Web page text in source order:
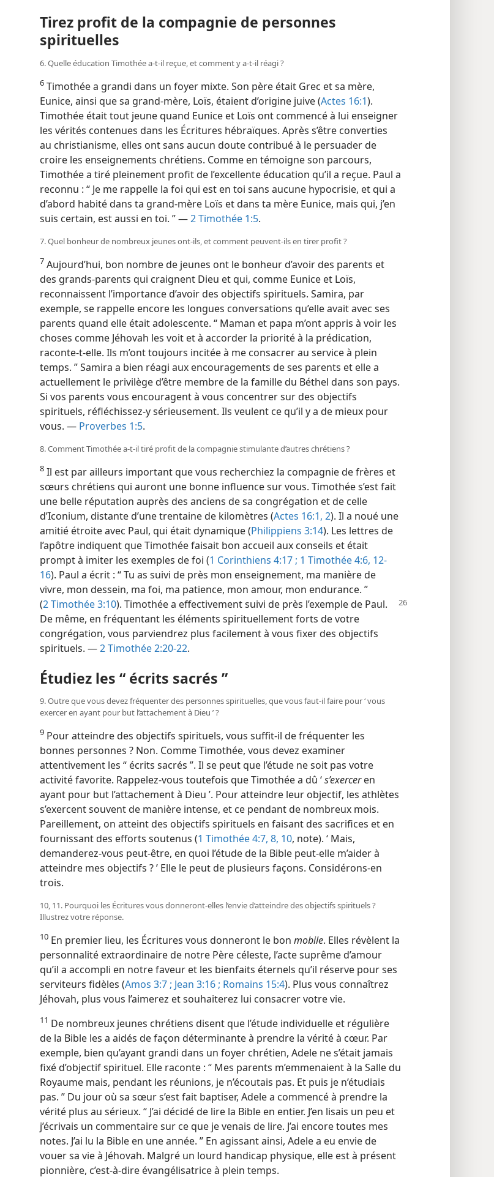
Tirez profit de la compagnie de personnes
spirituelles
6. Quelle éducation Timothée a-​t-​il reçue, et comment y a-​t-​il réagi ?
6 Timothée a grandi dans un foyer mixte. Son père était Grec et sa mère,
Eunice, ainsi que sa grand-mère, Loïs, étaient d’origine juive (Actes 16:1).
Timothée était tout jeune quand Eunice et Loïs ont commencé à lui enseigner
les vérités contenues dans les Écritures hébraïques. Après s’être converties
au christianisme, elles ont sans aucun doute contribué à le persuader de
croire les enseignements chrétiens. Comme en témoigne son parcours,
Timothée a tiré pleinement profit de l’excellente éducation qu’il a reçue. Paul a
reconnu : “ Je me rappelle la foi qui est en toi sans aucune hypocrisie, et qui a
d’abord habité dans ta grand-mère Loïs et dans ta mère Eunice, mais qui, j’en
suis certain, est aussi en toi. ” —2 Timothée 1:5.
7. Quel bonheur de nombreux jeunes ont-​ils, et comment peuvent-​ils en tirer profit ?
7 Aujourd’hui, bon nombre de jeunes ont le bonheur d’avoir des parents et
des grands-parents qui craignent Dieu et qui, comme Eunice et Loïs,
reconnaissent l’importance d’avoir des objectifs spirituels. Samira, par
exemple, se rappelle encore les longues conversations qu’elle avait avec ses
parents quand elle était adolescente. “ Maman et papa m’ont appris à voir les
choses comme Jéhovah les voit et à accorder la priorité à la prédication,
raconte-​t-​elle. Ils m’ont toujours incitée à me consacrer au service à plein
temps. ” Samira a bien réagi aux encouragements de ses parents et elle a
actuellement le privilège d’être membre de la famille du Béthel dans son pays.
Si vos parents vous encouragent à vous concentrer sur des objectifs
spirituels, réfléchissez-​y sérieusement. Ils veulent ce qu’il y a de mieux pour
vous. — Proverbes 1:5.
8. Comment Timothée a-​t-​il tiré profit de la compagnie stimulante d’autres chrétiens ?
8 Il est par ailleurs important que vous recherchiez la compagnie de frères et
sœurs chrétiens qui auront une bonne influence sur vous. Timothée s’est fait
une belle réputation auprès des anciens de sa congrégation et de celle
d’Iconium, distante d’une trentaine de kilomètres (Actes 16:1, 2). Il a noué une
amitié étroite avec Paul, qui était dynamique (Philippiens 3:14). Les lettres de
l’apôtre indiquent que Timothée faisait bon accueil aux conseils et était
prompt à imiter les exemples de foi (1 Corinthiens 4:17 ; 1 Timothée 4:6, 12-
16). Paul a écrit : “ Tu as suivi de près mon enseignement, ma manière de
vivre, mon dessein, ma foi, ma patience, mon amour, mon endurance. ”
(2 Timothée 3:10). Timothée a effectivement suivi de près l’exemple de Paul.
De même, en fréquentant les éléments spirituellement forts de votre
congrégation, vous parviendrez plus facilement à vous fixer des objectifs
spirituels. —2 Timothée 2:20-22.
Étudiez les “ écrits sacrés ”
9. Outre que vous devez fréquenter des personnes spirituelles, que vous faut-​il faire pour ‘ vous
exercer en ayant pour but l’attachement à Dieu ’ ?
9 Pour atteindre des objectifs spirituels, vous suffit-​il de fréquenter les
bonnes personnes ? Non. Comme Timothée, vous devez examiner
attentivement les “ écrits sacrés ”. Il se peut que l’étude ne soit pas votre
activité favorite. Rappelez-​vous toutefois que Timothée a dû ‘s’exerceren
ayant pour but l’attachement à Dieu ’. Pour atteindre leur objectif, les athlètes
s’exercent souvent de manière intense, et ce pendant de nombreux mois.
Pareillement, on atteint des objectifs spirituels en faisant des sacrifices et en
fournissant des efforts soutenus (1 Timothée 4:7, 8, 10, note). ‘ Mais,
demanderez-​vous peut-être, en quoi l’étude de la Bible peut-​elle m’aider à
atteindre mes objectifs ? ’ Elle le peut de plusieurs façons. Considérons-​en
trois.
10, 11. Pourquoi les Écritures vous donneront-​elles l’envie d’atteindre des objectifs spirituels ?
Illustrez votre réponse.
10 En premier lieu, les Écritures vous donneront le bon mobile. Elles révèlent la
personnalité extraordinaire de notre Père céleste, l’acte suprême d’amour
qu’il a accompli en notre faveur et les bienfaits éternels qu’il réserve pour ses
serviteurs fidèles (Amos 3:7 ; Jean 3:16 ; Romains 15:4). Plus vous connaîtrez
Jéhovah, plus vous l’aimerez et souhaiterez lui consacrer votre vie.
11 De nombreux jeunes chrétiens disent que l’étude individuelle et régulière
de la Bible les a aidés de façon déterminante à prendre la vérité à cœur. Par
exemple, bien qu’ayant grandi dans un foyer chrétien, Adele ne s’était jamais
fixé d’objectif spirituel. Elle raconte : “ Mes parents m’emmenaient à la Salle du
Royaume mais, pendant les réunions, je n’écoutais pas. Et puis je n’étudiais
pas. ” Du jour où sa sœur s’est fait baptiser, Adele a commencé à prendre la
vérité plus au sérieux. “ J’ai décidé de lire la Bible en entier. J’en lisais un peu et
j’écrivais un commentaire sur ce que je venais de lire. J’ai encore toutes mes
notes. J’ai lu la Bible en une année. ” En agissant ainsi, Adele a eu envie de
vouer sa vie à Jéhovah. Malgré un lourd handicap physique, elle est à présent
pionnière, c’est-à-dire évangélisatrice à plein temps.